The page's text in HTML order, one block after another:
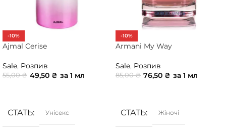
-10%
Ajmal Cerise
Sale, Розпив
55,00₴ 49,50 ₴ за 1 мл
СТАТЬ Унісекс
-10%
Armani My Way
Sale, Розпив
85,00₴ 76,50 ₴ за 1 мл
СТАТЬ Жіночі